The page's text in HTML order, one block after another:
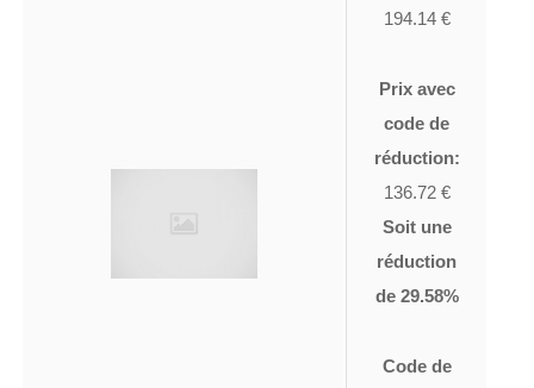
194.14 €
Prix avec
code de
réduction:
136.72 €
Soit une
réduction
de 29.58%
Code de